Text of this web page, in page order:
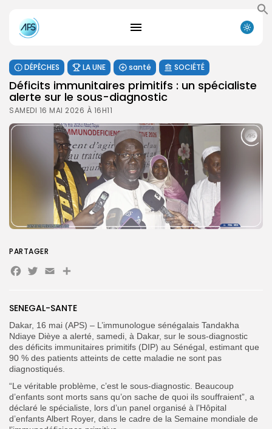
Search
for:
Search
Button
FR
DÉPÊCHES LA UNE santé SOCIÉTÉ
Déficits immunitaires primitifs : un spécialiste
alerte sur le sous-diagnostic
SAMEDI 16 MAI 2026 À 16H11
SENEGAL-SANTE
Dakar, 16 mai (APS) – L’immunologue sénégalais Tandakha
Ndiaye Dièye a alerté, samedi, à Dakar, sur le sous-diagnostic
des déficits immunitaires primitifs (DIP) au Sénégal, estimant que
90 % des patients atteints de cette maladie ne sont pas
diagnostiqués.
“Le véritable problème, c’est le sous-diagnostic. Beaucoup
d’enfants sont morts sans qu’on sache de quoi ils souffraient”, a
déclaré le spécialiste, lors d’un panel organisé à l’Hôpital
d’enfants Albert Royer, dans le cadre de la Semaine mondiale de
PARTAGER
Facebook
Twitter
EmailPartager